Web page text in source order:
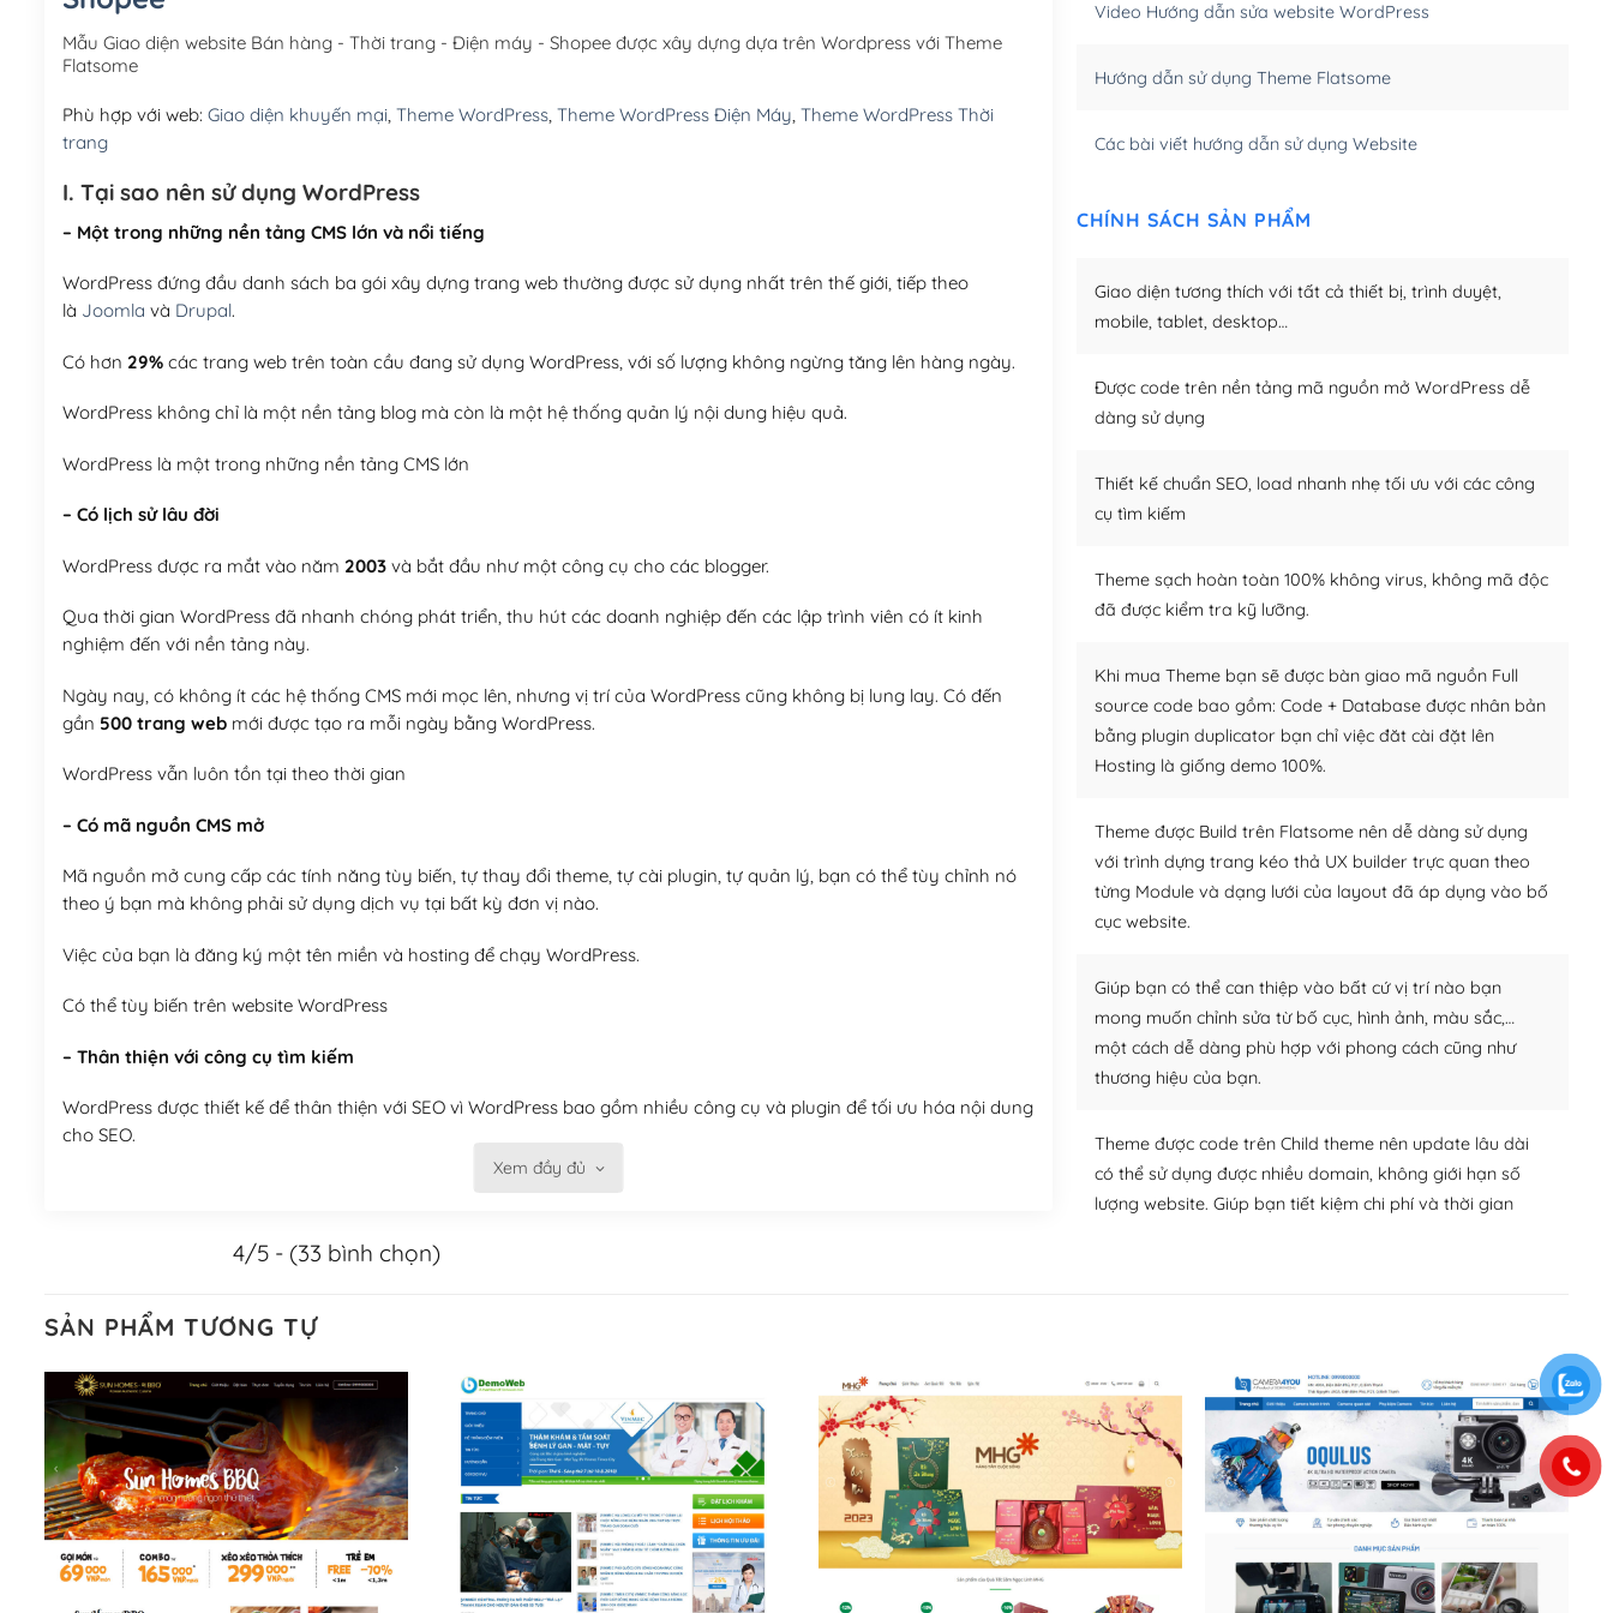
Hosting 5GB SSD (1 năm)
(+950,000₫)
Mẫu Giao diện website Bán hàng - Thời trang - Điện máy - Shopee được xây dựng dựa trên Wordpress với Theme
Flatsome
Phù hợp với web: Giao diện khuyến mại, Theme WordPress, Theme WordPress Điện Máy Theme WordPress Thời
trang
I. Tại sao nên sử dụng WordPress
– Một trong những nền tảng CMS lớn và nổi tiếng
WordPress đứng đầu danh sách ba gói xây dựng trang web thường được sử dụng nhất trên thế giới, tiếp theo
là Joomla và Drupal.
Có hơn 29%các trang web trên toàn cầu đang sử dụng WordPress, với số lượng không ngừng tăng lên hàng ngày.
WordPress không chỉ là một nền tảng blog mà còn là một hệ thống quản lý nội dung hiệu quả.
WordPress là một trong những nền tảng CMS lớn
– Có lịch sử lâu đời
WordPress được ra mắt vào năm 2003và bắt đầu như một công cụ cho các blogger.
Qua thời gian WordPress đã nhanh chóng phát triển, thu hút các doanh nghiệp đến các lập trình viên có ít kinh
nghiệm đến với nền tảng này.
Ngày nay, có không ít các hệ thống CMS mới mọc lên, nhưng vị trí của WordPress cũng không bị lung lay. Có đến
gần 500 trang webmới được tạo ra mỗi ngày bằng WordPress.
WordPress vẫn luôn tồn tại theo thời gian
– Có mã nguồn CMS mở
Mã nguồn mở cung cấp các tính năng tùy biến, tự thay đổi theme, tự cài plugin, tự quản lý, bạn có thể tùy chỉnh nó
theo ý bạn mà không phải sử dụng dịch vụ tại bất kỳ đơn vị nào.
Việc của bạn là đăng ký một tên miền và hosting để chạy WordPress.
Có thể tùy biến trên website WordPress
– Thân thiện với công cụ tìm kiếm
WordPress được thiết kế để thân thiện với SEO vì WordPress bao gồm nhiều công cụ và plugin để tối ưu hóa nội dung
cho SEO.
Tối ưu hóa công cụ tìm kiếm
Khi bạn sử dụng WordPress, thì vấn đề giao diện của bạn trở nên dễ dàng và nhanh chóng. Với kho Theme
WordPress đa dạng sẽ giúp việc thực hiện các thiết kế trở nên hấp dẫn và đơn giản hơn.
Nếu bạn có các kỹ thuật cơ bản với một theme được thiết kế tốt, bạn có thể tự sửa đổi. Nếu không bạn có thể tìm
kiếm chúng trên Internet hoặc nhờ chuyên gia.
Dễ dàng tùy chỉnh trên WordPress
– Sở hữu một cộng đồng lớn, sẵn sàng hỗ trợ
WordPress là nơi lưu trữ cho một diễn đàn cộng đồng khổng lồ được kiểm duyệt bởi các nhân viên và những người
Xem đầy đủ
4/5 - (33 bình chọn)
Video Hướng dẫn sửa website WordPress
Hướng dẫn sử dụng Theme Flatsome
Các bài viết hướng dẫn sử dụng Website
CHÍNH SÁCH SẢN PHẨM
Giao diện tương thích với tất cả thiết bị, trình duyệt,
mobile, tablet, desktop…
Được code trên nền tảng mã nguồn mở WordPress dễ
dàng sử dụng
Thiết kế chuẩn SEO, load nhanh nhẹ tối ưu với các công
cụ tìm kiếm
Theme sạch hoàn toàn 100% không virus, không mã độc
đã được kiểm tra kỹ lưỡng.
Khi mua Theme bạn sẽ được bàn giao mã nguồn Full
source code bao gồm: Code + Database được nhân bản
bằng plugin duplicator bạn chỉ việc đăt cài đặt lên
Hosting là giống demo 100%.
Theme được Build trên Flatsome nên dễ dàng sử dụng
với trình dựng trang kéo thả UX builder trực quan theo
từng Module và dạng lưới của layout đã áp dụng vào bố
cục website.
Giúp bạn có thể can thiệp vào bất cứ vị trí nào bạn
mong muốn chỉnh sửa từ bố cục, hình ảnh, màu sắc,…
một cách dễ dàng phù hợp với phong cách cũng như
thương hiệu của bạn.
Theme được code trên Child theme nên update lâu dài
có thể sử dụng được nhiều domain, không giới hạn số
lượng website. Giúp bạn tiết kiệm chi phí và thời gian
SẢN PHẨM TƯƠNG TỰ